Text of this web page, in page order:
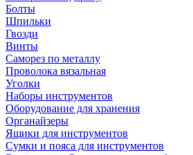
Болты
Шпильки
Гвозди
Винты
Саморез по металлу
Проволока вязальная
Уголки
Наборы инструментов
Оборудование для хранения
Органайзеры
Ящики для инструментов
Сумки и пояса для инструментов